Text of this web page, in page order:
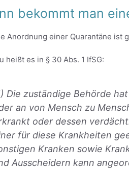
bekommt man
Anordnung einer Quarantäne
heißt es in § 30 Abs. 1 IfSG:
Die zuständige Behörde
an von Mensch zu
oder dessen
für diese Krankheiten
Kranken sowie
Ausscheidern kann